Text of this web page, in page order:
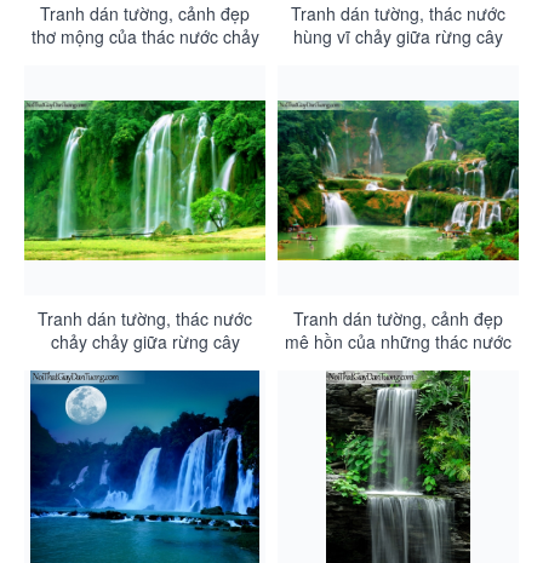
Tranh dán tường, cảnh đẹp
thơ mộng của thác nước chảy
Tranh dán tường, thác nước
hùng vĩ chảy giữa rừng cây
Tranh dán tường, thác nước
chảy chảy giữa rừng cây
DA3056
Tranh dán tường, cảnh đẹp
mê hồn của những thác nước
tầng DA3055